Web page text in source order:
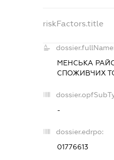
riskFactors.title
МЕНСЬКА
СПОЖИВЧИХ
-
dossier.edrpo:
01776613